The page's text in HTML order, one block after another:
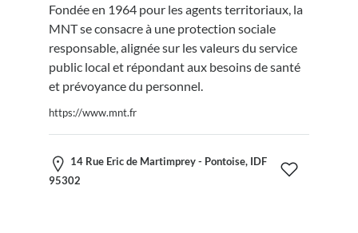
Fondée en 1964 pour les agents territoriaux, la
MNT se consacre à une protection sociale
responsable, alignée sur les valeurs du service
public local et répondant aux besoins de santé
et prévoyance du personnel.
https://www.mnt.fr
14 Rue Eric de Martimprey - Pontoise, IDF
95302